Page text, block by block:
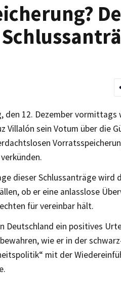
den 12. Dezember
Villalón sein Votum über die
dieser Schlussanträge wird
ob er eine anlasslose
für vereinbar hält.
Deutschland ein positives
wie er in der
mit der